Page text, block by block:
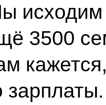
исходим
3500